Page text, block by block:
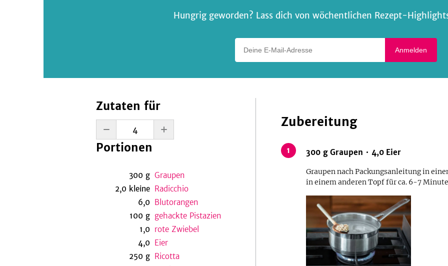
Hungrig geworden? Lass dich von wöchentlichen Rezept-
Anmelden
Zutaten für
Portionen
300 g Graupen
2,0 kleine Radicchio
6,0 Blutorangen
100 g gehackte Pistazien
1,0 rote Zwiebel
4,0 Eier
250 g Ricotta
Zubereitung
1 300 g Graupen 4,0 Eier
Graupen nach Packungsanleitung in
in einem anderen Topf für ca. 6-7